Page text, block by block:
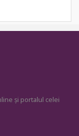
și portalul celei